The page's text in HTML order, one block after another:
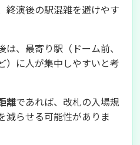
終演後の駅混雑を避けやす
、最寄り駅（ドーム前、
）に人が集中しやすいと考
離であれば、改札の入場規
減らせる可能性がありま